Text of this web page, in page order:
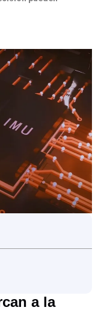
a la